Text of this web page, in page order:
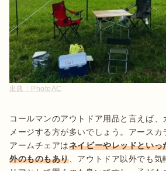
出典： PhotoAC
コールマンのアウトドア用品と言えば、
メージする方が多いでしょう。アースカ
アームチェアはネイビーやレッドといっ
外のものもあり、アウトドア以外でも気